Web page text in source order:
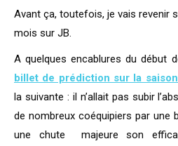
Avant ça, toutefois, je vais revenir
mois sur JB.
A quelques encablures du début
billet de prédiction sur la
la suivante : il n’allait pas subir
de nombreux coéquipiers par une
une chute majeure son